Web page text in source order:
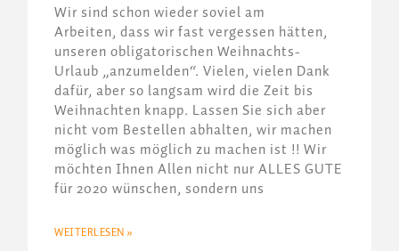
Wir sind schon wieder soviel am
Arbeiten, dass wir fast vergessen hätten,
unseren obligatorischen Weihnachts-
Urlaub „anzumelden“. Vielen, vielen Dank
dafür, aber so langsam wird die Zeit bis
Weihnachten knapp. Lassen Sie sich aber
nicht vom Bestellen abhalten, wir machen
möglich was möglich zu machen ist !! Wir
möchten Ihnen Allen nicht nur ALLES GUTE
für 2020 wünschen, sondern uns
WEITERLESEN »